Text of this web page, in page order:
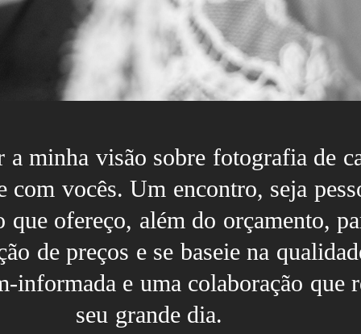
minha visão sobre fotografia de
com vocês. Um encontro, seja
ofereço, além do orçamento,
de preços e se baseie na
informada e uma colaboração que
seu grande dia.